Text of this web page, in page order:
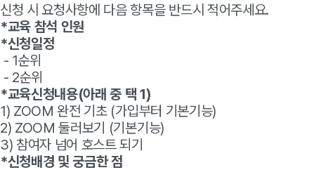
신청 시 요청사항에 다음 항목을 반드시 적어주세요.
*교육 참석 인원
*신청일정
- 1순위
- 2순위
*교육신청내용(아래 중 택 1)
1) ZOOM 완전 기초 (가입부터 기본기능)
2) ZOOM 둘러보기 (기본기능)
3) 참여자 넘어 호스트 되기
*신청배경 및 궁금한 점